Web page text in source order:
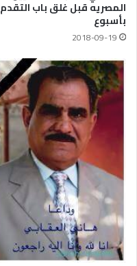
المصريه قبل غلق باب التقدم
بأسبوع
2018-09-19